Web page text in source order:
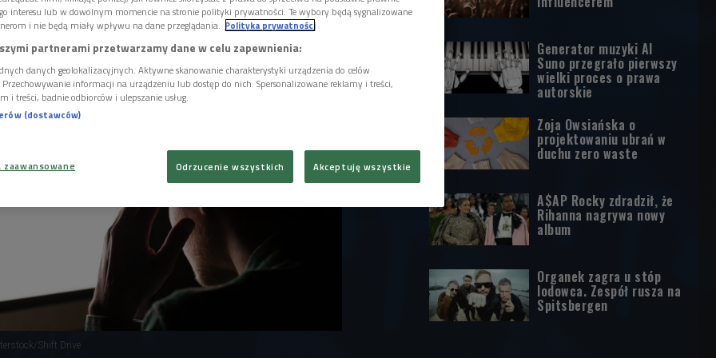
emocji i problemów, niż
Shift Drive
Generator muzyki AI
Suno przegrało pierwszy
wielki proces o prawa
autorskie
Zoja Owsiańska o
projektowaniu ubrań w
duchu zero waste
A$AP Rocky zdradził, że
Rihanna nagrywa nowy
album
Organek zagra u stóp
lodowca. Zespół rusza na
Spitsbergen
interesu lub w dowolnym momencie na stronie polityki prywatności. Te wybory będą sygnalizowane
i nie będą miały wpływu na dane przeglądania. Polityka prywatności
partnerami przetwarzamy dane w celu zapewnienia:
danych geolokalizacyjnych. Aktywne skanowanie charakterystyki urządzenia do celów
informacji na urządzeniu lub dostęp do nich. Spersonalizowane reklamy i treści,
i treści, badnie odbiorców i ulepszanie usług.
(dostawców)
Odrzucenie wszystkich Akceptuję wszystkie